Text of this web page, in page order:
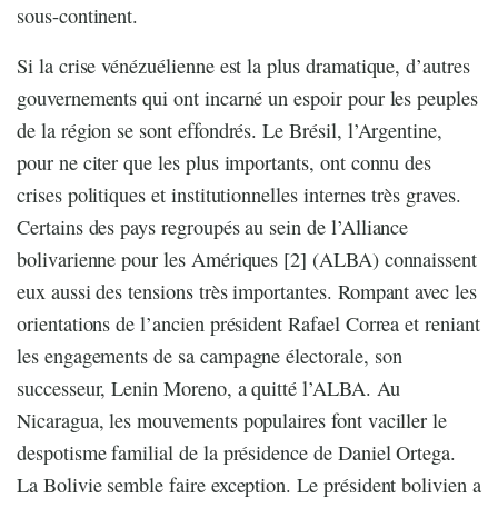
sous-continent.
Si la crise vénézuélienne est la plus dramatique, d’autres
gouvernements qui ont incarné un espoir pour les peuples
de la région se sont effondrés. Le Brésil, l’Argentine,
pour ne citer que les plus importants, ont connu des
crises politiques et institutionnelles internes très graves.
Certains des pays regroupés au sein de l’Alliance
bolivarienne pour les Amériques [2] (ALBA) connaissent
eux aussi des tensions très importantes. Rompant avec les
orientations de l’ancien président Rafael Correa et reniant
les engagements de sa campagne électorale, son
successeur, Lenin Moreno, a quitté l’ALBA. Au
Nicaragua, les mouvements populaires font vaciller le
despotisme familial de la présidence de Daniel Ortega.
La Bolivie semble faire exception. Le président bolivien a